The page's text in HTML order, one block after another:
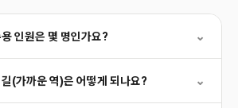
인원은 몇 명인가요? ⌄
(가까운 역)은 어떻게 되나요? ⌄